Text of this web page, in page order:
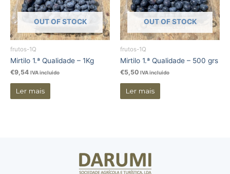
OUT OF STOCK
frutos-1Q
Mirtilo 1.ª Qualidade – 1Kg
€9,54 IVA incluido
Ler mais
OUT OF STOCK
frutos-1Q
Mirtilo 1.ª Qualidade – 500 grs
€5,50 IVA incluido
Ler mais